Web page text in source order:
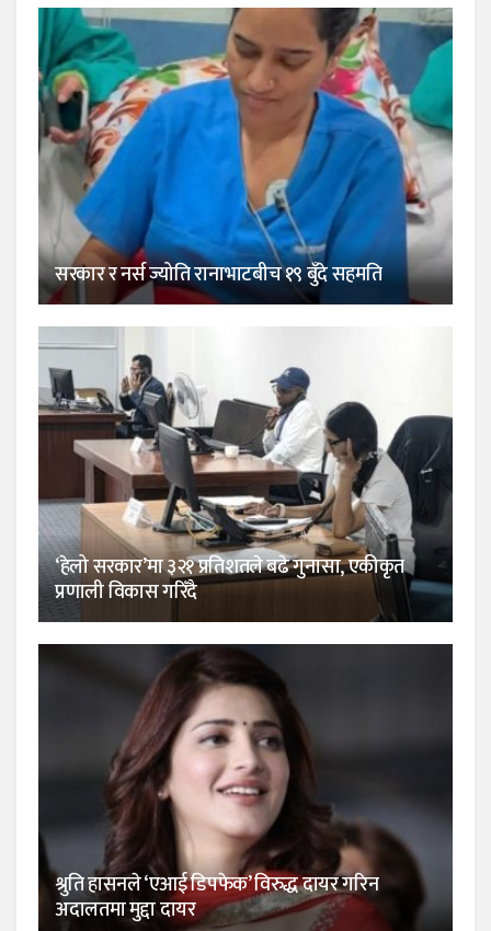
सरकार र नर्स ज्योति रानाभाटबीच १९ बुँदे सहमति
‘हेलो सरकार’मा ३२१ प्रतिशतले बढे गुनासा, एकीकृत
प्रणाली विकास गरिँदै
श्रुति हासनले ‘एआई डिपफेक’ विरुद्ध दायर गरिन
अदालतमा मुद्दा दायर